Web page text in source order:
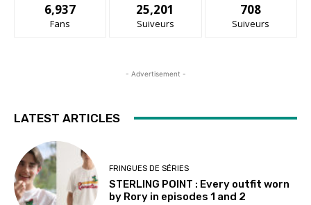
6,937
Fans
25,201
Suiveurs
708
Suiveurs
- Advertisement -
LATEST ARTICLES
FRINGUES DE SÉRIES
STERLING POINT : Every outfit worn
by Rory in episodes 1 and 2